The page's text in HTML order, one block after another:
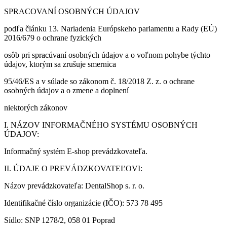
SPRACOVANÍ OSOBNÝCH ÚDAJOV
podľa článku 13. Nariadenia Európskeho parlamentu a Rady (EÚ)
2016/679 o ochrane fyzických
osôb pri spracúvaní osobných údajov a o voľnom pohybe týchto
údajov, ktorým sa zrušuje smernica
95/46/ES a v súlade so zákonom č. 18/2018 Z. z. o ochrane
osobných údajov a o zmene a doplnení
niektorých zákonov
I. NÁZOV INFORMAČNÉHO SYSTÉMU OSOBNÝCH
ÚDAJOV:
Informačný systém E-shop prevádzkovateľa.
II. ÚDAJE O PREVÁDZKOVATEĽOVI:
Názov prevádzkovateľa: DentalShop s. r. o.
Identifikačné číslo organizácie (IČO): 573 78 495
Sídlo: SNP 1278/2, 058 01 Poprad